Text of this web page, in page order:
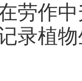
劳作
录植